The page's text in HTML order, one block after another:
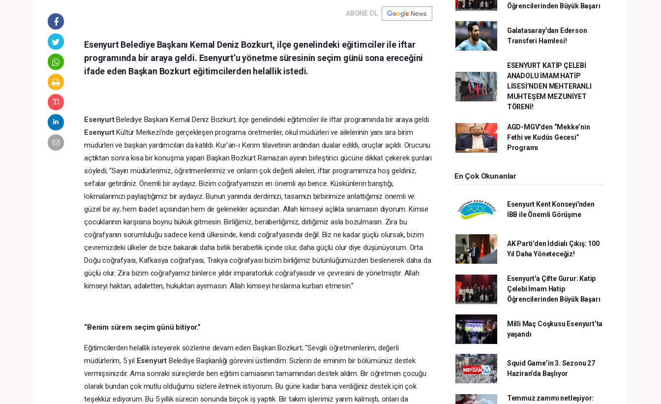
ABONE OL
Esenyurt Belediye Başkanı Kemal Deniz Bozkurt, ilçe genelindeki eğitimciler ile iftar
programında bir araya geldi. Esenyurt’u yönetme süresinin seçim günü sona ereceğini
ifade eden Başkan Bozkurt eğitimcilerden helallik istedi.
EsenyurtBelediye Başkanı Kemal Deniz Bozkurt, ilçe genelindeki eğitimciler ile iftar programında bir araya geldi.
EsenyurtKültür Merkezi’nde gerçekleşen programa öretmenler, okul müdürleri ve ailelerinin yanı sıra birim
müdürleri ve başkan yardımcıları da katıldı. Kur’an-ı Kerim tilavetinin ardından dualar edildi, oruçlar açıldı. Orucunu
açtıktan sonra kısa bir konuşma yapan Başkan Bozkurt Ramazan ayının birleştirici gücüne dikkat çekerek şunları
söyledi; “Sayın müdürlerimiz, öğretmenlerimiz ve onların çok değerli aileleri, iftar programımıza hoş geldiniz,
sefalar getirdiniz. Önemli bir aydayız. Bizim coğrafyamızın en önemli ayı bence. Küskünlerin barıştığı,
lokmalarımızı paylaştığımız bir aydayız. Bunun yanında derdimizi, tasamızı birbirimize anlattığımız önemli ve
güzel bir ay; hem ibadet açısından hem de gelenekler açısından. Allah kimseyi açlıkla sınamasın diyorum. Kimse
çocuklarının karşısına boynu bükük gitmesin. Birliğimiz, beraberliğimiz, dirliğimiz asla bozulmasın. Zira bu
coğrafyanın sorumluluğu sadece kendi ülkesinde, kendi coğrafyasında değil. Biz ne kadar güçlü olursak, bizim
çevremizdeki ülkeler de bize bakarak daha birlik beraberlik içinde olur, daha güçlü olur diye düşünüyorum. Orta
Doğu coğrafyası, Kafkasya coğrafyası, Trakya coğrafyası bizim birliğimiz bütünlüğümüzden beslenerek daha da
güçlü olur. Zira bizim coğrafyamız binlerce yıldır imparatorluk coğrafyasıdır ve çevresini de yönetmiştir. Allah
kimseyi haktan, adaletten, hukuktan ayırmasın. Allah kimseyi hırslarına kurban etmesin.”
“Benim sürem seçim günü bitiyor.”
Eğitimcilerden helallik isteyerek sözlerine devam eden Başkan Bozkurt; “Sevgili öğretmenlerim, değerli
müdürlerim, 5 yıl Esenyurt Belediye Başkanlığı görevini üstlendim. Sizlerin de eminim bir bölümünüz destek
vermişsinizdir. Ama sonraki süreçlerde ben eğitim camiasının tamamından destek aldım. Bir öğretmen çocuğu
olarak bundan çok mutlu olduğumu sizlere iletmek istiyorum. Bu güne kadar bana verdiğiniz destek için çok
teşekkür ediyorum. Bu 5 yıllık sürecin sonunda birçok iş yaptık. Bir takım işlerimiz yarım kalmıştı, onları da
Öğrencilerinden Büyük Başarı
Galatasaray'dan Ederson
Transferi Hamlesi!
ESENYURT KATİP ÇELEBİ
ANADOLU İMAM HATİP
LİSESİ’NDEN MEHTERANLI
MUHTEŞEM MEZUNİYET
TÖRENİ!
AGD-MGV’den “Mekke’nin
Fethi ve Kudüs Gecesi”
Programı
En Çok Okunanlar
Esenyurt Kent Konseyi'nden
İBB ile Önemli Görüşme
AK Parti’den İddialı Çıkış: 100
Yıl Daha Yöneteceğiz!
Esenyurt'a Çifte Gurur: Katip
Çelebi İmam Hatip
Öğrencilerinden Büyük Başarı
Milli Maç Coşkusu Esenyurt’ta
yaşandı
Squid Game’in 3. Sezonu 27
Haziran’da Başlıyor
Temmuz zammı netleşiyor: